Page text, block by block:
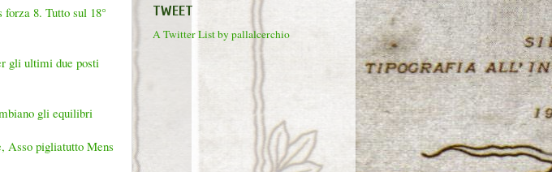
8. Tutto sul 18°
gli ultimi due posti
gli equilibri
Asso pigliatutto Mens
TWEET
A Twitter List by pallalcerchio